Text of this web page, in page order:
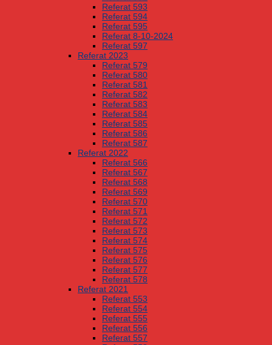
Referat 593
Referat 594
Referat 595
Referat 8-10-2024
Referat 597
Referat 2023
Referat 579
Referat 580
Referat 581
Referat 582
Referat 583
Referat 584
Referat 585
Referat 586
Referat 587
Referat 2022
Referat 566
Referat 567
Referat 568
Referat 569
Referat 570
Referat 571
Referat 572
Referat 573
Referat 574
Referat 575
Referat 576
Referat 577
Referat 578
Referat 2021
Referat 553
Referat 554
Referat 555
Referat 556
Referat 557